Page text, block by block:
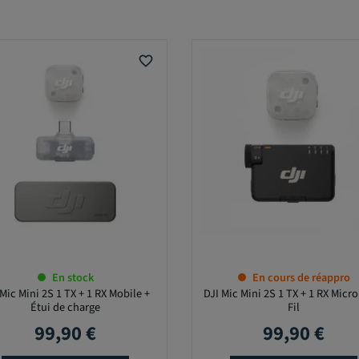
favorite_border
En stock
Mini 2S 1 TX + 1 RX Mobile +
Étui de charge
Prix
99,90 €
En cours de réappro
DJI Mic Mini 2S 1 TX + 1 RX
Fil
Prix
99,90 €